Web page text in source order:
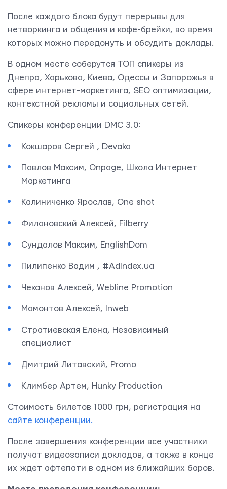
После каждого блока будут перерывы для
нетворкинга и общения и кофе-брейки, во время
которых можно передонуть и обсудить доклады.
В одном месте соберутся ТОП спикеры из
Днепра, Харькова, Киева, Одессы и Запорожья в
сфере интернет-маркетинга, SEO оптимизации,
контекстной рекламы и социальных сетей.
Спикеры конференции DMC 3.0:
Кокшаров Сергей , Devaka
Павлов Максим, Onpage, Школа Интернет
Маркетинга
Калиниченко Ярослав, One shot
Филановский Алексей, Filberry
Сундалов Максим, EnglishDom
Пилипенко Вадим , #AdIndex.ua
Чеканов Алексей, Webline Promotion
Мамонтов Алексей, Inweb
Стратиевская Елена, Независимый
специалист
Дмитрий Литавский, Promo
Климбер Артем, Hunky Production
Стоимость билетов 1000 грн, регистрация на
сайте конференции.
После завершения конференции все участники
получат видеозаписи докладов, а также в конце
их ждет афтепати в одном из ближайших баров.
Контактная информация
info@yudjes.com
Rävala pst 8-ruum 810, 10143, Tallinn
Yudjes OÜ
Свяжитесь с нами